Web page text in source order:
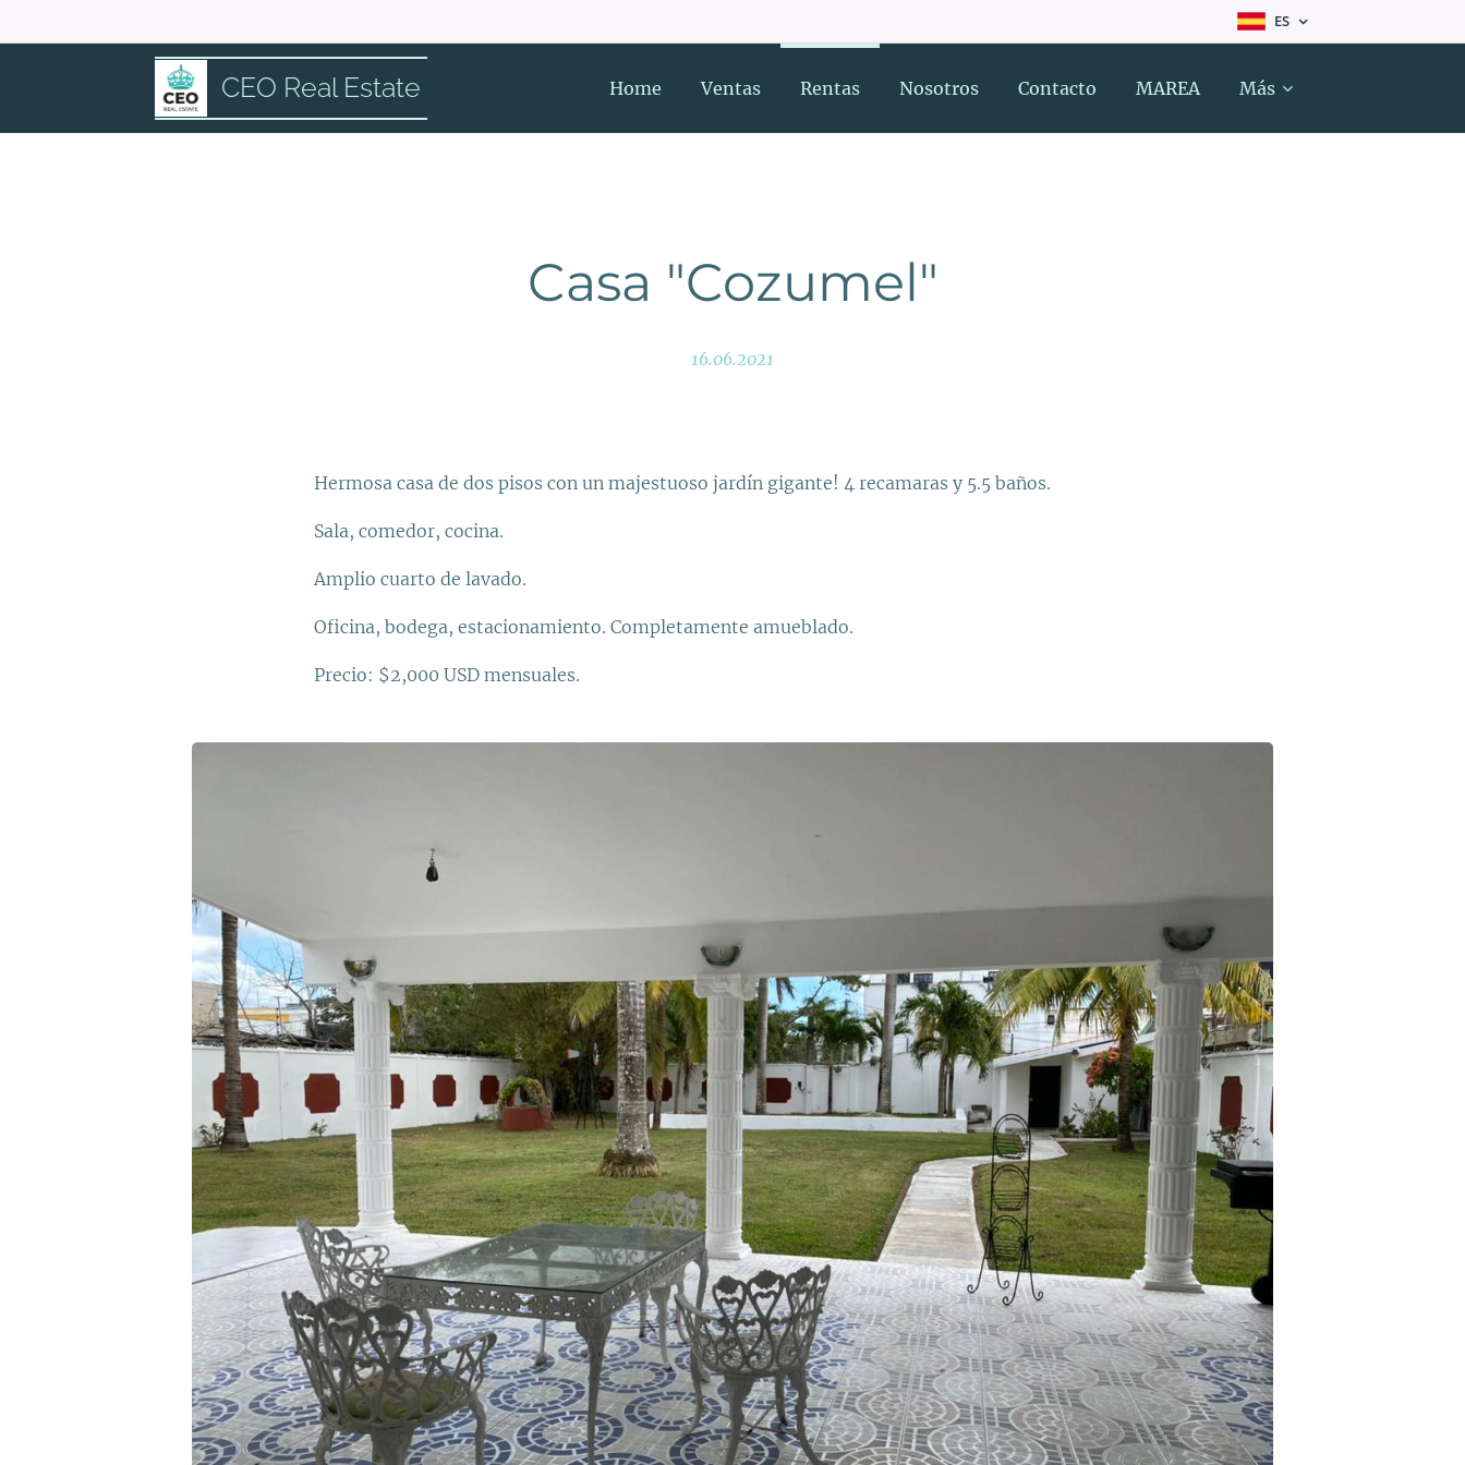
ES
CEO Real Estate Home Ventas Rentas Nosotros Contacto MAREA Más
Casa "Cozumel"
16.06.2021
Hermosa casa de dos pisos con un majestuoso jardín gigante! 4 recamaras y 5.5 baños.
Sala, comedor, cocina.
Amplio cuarto de lavado.
Oficina, bodega, estacionamiento. Completamente amueblado.
Precio: $2,000 USD mensuales.